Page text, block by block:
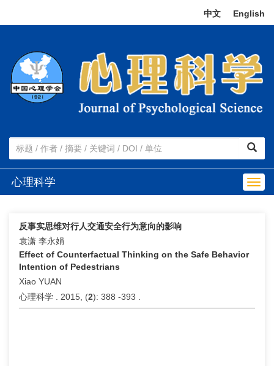
中文 English
心理科学
反事实思维对行人交通安全行为意向的影响
袁潇 李永娟
Effect of Counterfactual Thinking on the Safe Behavior
Intention of Pedestrians
Xiao YUAN
心理科学 . 2015, (2): 388 -393 .